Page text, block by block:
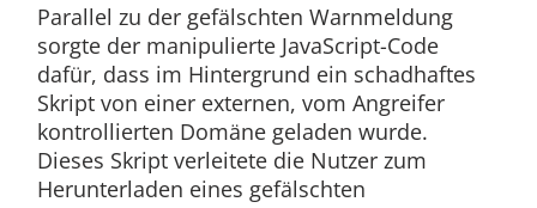
Parallel zu der gefälschten Warnmeldung
sorgte der manipulierte JavaScript-Code
dafür, dass im Hintergrund ein schadhaftes
Skript von einer externen, vom Angreifer
kontrollierten Domäne geladen wurde.
Dieses Skript verleitete die Nutzer zum
Herunterladen eines gefälschten